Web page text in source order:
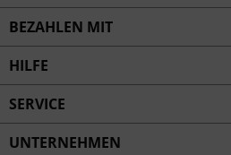
BEZAHLEN MIT
HILFE
SERVICE
UNTERNEHMEN